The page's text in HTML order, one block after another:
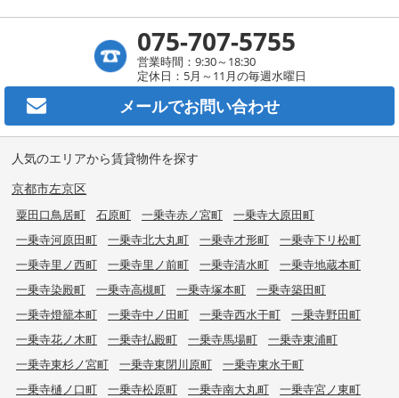
075-707-5755
営業時間：9:30～18:30
定休日：5月～11月の毎週水曜日
メールでお問い合わせ
人気のエリアから賃貸物件を探す
京都市左京区
粟田口鳥居町 石原町 一乗寺赤ノ宮町
一乗寺大原田町
一乗寺河原田町
一乗寺北大丸町 一乗寺才形町
一乗寺下リ松町
一乗寺里ノ西町
一乗寺里ノ前町 一乗寺清水町
一乗寺地蔵本町
一乗寺染殿町
一乗寺高槻町 一乗寺塚本町
一乗寺築田町
一乗寺燈籠本町
一乗寺中ノ田町 一乗寺西水干町
一乗寺野田町
一乗寺花ノ木町
一乗寺払殿町 一乗寺馬場町
一乗寺東浦町
一乗寺東杉ノ宮町
一乗寺東閉川原町
一乗寺東水干町
一乗寺樋ノ口町
一乗寺松原町 一乗寺南大丸町
一乗寺宮ノ東町